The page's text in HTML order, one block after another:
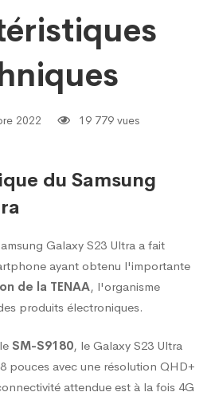
2022 19 779 vues
du Samsung
Galaxy S23 Ultra a fait
ayant obtenu l'importante
de la TENAA, l'organisme
produits électroniques.
SM-S9180, le Galaxy S23 Ultra
pouces avec une résolution QHD+
attendue est à la fois 4G